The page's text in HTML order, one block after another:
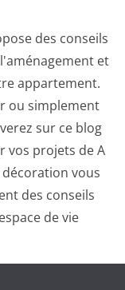
des conseils
et
appartement.
ou simplement
sur ce blog
vos projets de A
décoration vous
des conseils
de vie